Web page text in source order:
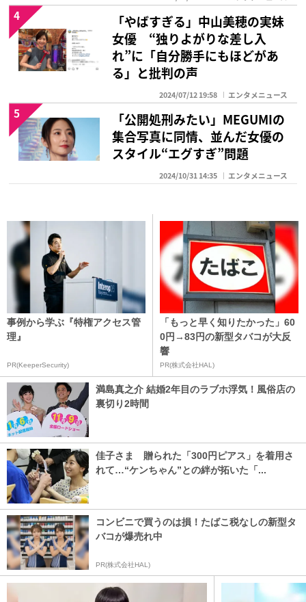
「やばすぎる」中山美穂の実妹
女優 “独りよがりな差し入
れ”に「自分勝手にもほどがあ
る」と批判の声
2024/07/12 19:58 エンタメニュース
4
「公開処刑みたい」MEGUMIの
集合写真に同情、並んだ女優の
スタイル“エグすぎ”問題
2024/10/31 14:35 エンタメニュース
5
事例から学ぶ『特権アクセス管
理』
PR(KeeperSecurity)
「もっと早く知りたかった」60
0円→83円の新型タバコが大反
響
PR(株式会社HAL)
満島真之介 結婚2年目のラブホ浮気！風俗店の
裏切り2時間
佳子さま 贈られた「300円ピアス」を着用さ
れて…“ケンちゃん”との絆が拓いた「...
コンビニで買うのは損！たばこ税なしの新型タ
バコが爆売れ中
PR(株式会社HAL)